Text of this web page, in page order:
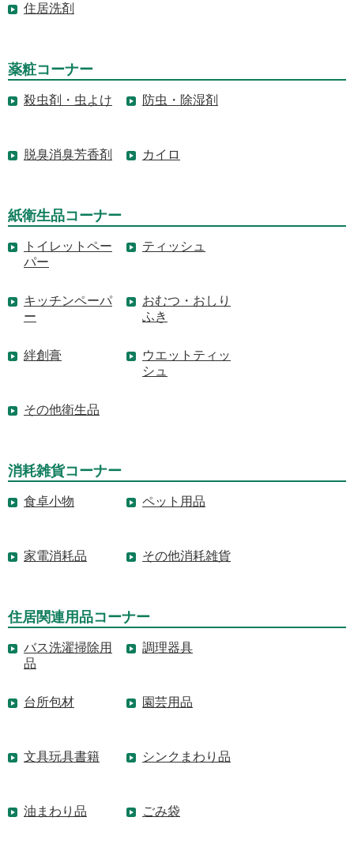
住居洗剤
薬粧コーナー
殺虫剤・虫よけ 防虫・除湿剤
脱臭消臭芳香剤 カイロ
紙衛生品コーナー
トイレットペー
パー
ティッシュ
キッチンペーパ
ー
おむつ・おしり
ふき
絆創膏
ウエットティッ
シュ
その他衛生品
消耗雑貨コーナー
食卓小物 ペット用品
家電消耗品 その他消耗雑貨
住居関連用品コーナー
バス洗濯掃除用
品
調理器具
台所包材 園芸用品
文具玩具書籍 シンクまわり品
油まわり品 ごみ袋